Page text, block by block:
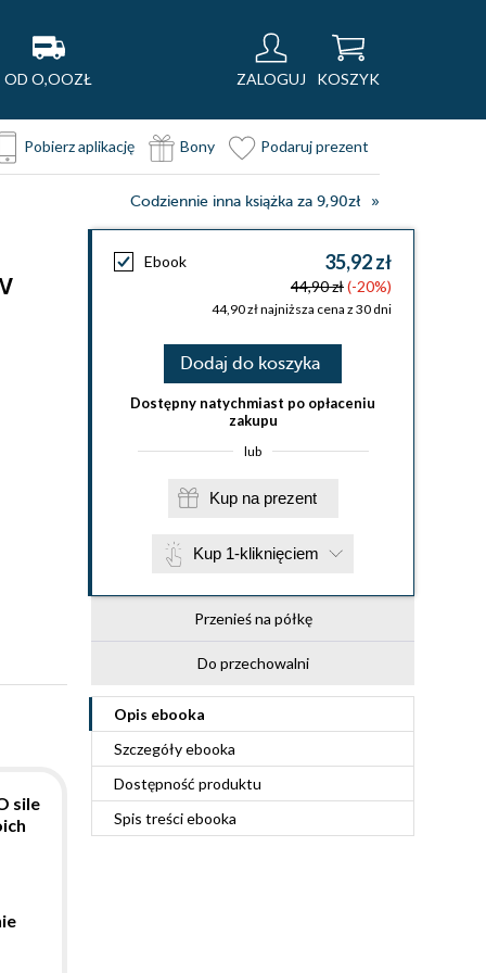
OD O,OOZŁ ZALOGUJ KOSZYK
Pobierz aplikację Bony Podaruj prezent
Codziennie inna książka za 9,90zł
Ebook 35,92 zł
44,90 zł(-20%)
44,90 zł najniższa cena z 30 dni
Dodaj do koszyka
Dostępny natychmiast po opłaceniu
zakupu
lub
Kup na prezent
Kup 1-kliknięciem
Przenieś na półkę
Do przechowalni
Opis ebooka
Szczegółyebooka
Dostępność produktu
Spis treściebooka
sile